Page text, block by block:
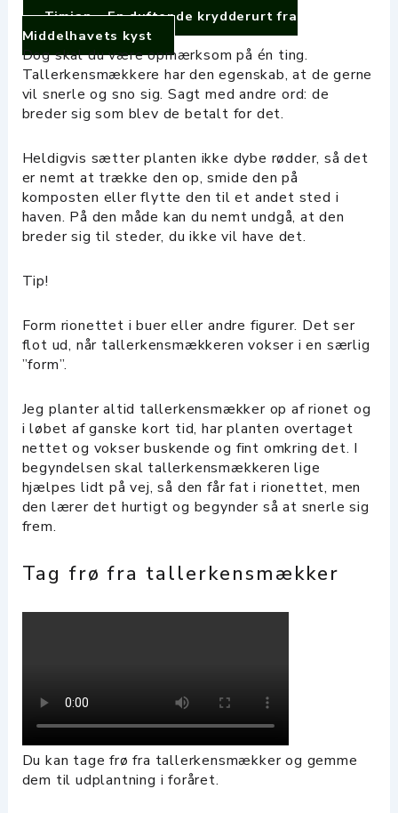
Timian – En duftende krydderurt fra
Middelhavets kyst
Dog skal du være opmærksom på én ting.
Tallerkensmækkere har den egenskab, at de gerne
vil snerle og sno sig. Sagt med andre ord: de
breder sig som blev de betalt for det.
Heldigvis sætter planten ikke dybe rødder, så det
er nemt at trække den op, smide den på
komposten eller flytte den til et andet sted i
haven. På den måde kan du nemt undgå, at den
breder sig til steder, du ikke vil have det.
Tip!
Form rionettet i buer eller andre figurer. Det ser
flot ud, når tallerkensmækkeren vokser i en særlig
”form”.
Jeg planter altid tallerkensmækker op af rionet og
i løbet af ganske kort tid, har planten overtaget
nettet og vokser buskende og fint omkring det. I
begyndelsen skal tallerkensmækkeren lige
hjælpes lidt på vej, så den får fat i rionettet, men
den lærer det hurtigt og begynder så at snerle sig
frem.
Tag frø fra tallerkensmækker
Du kan tage frø fra tallerkensmækker og gemme
dem til udplantning i foråret.